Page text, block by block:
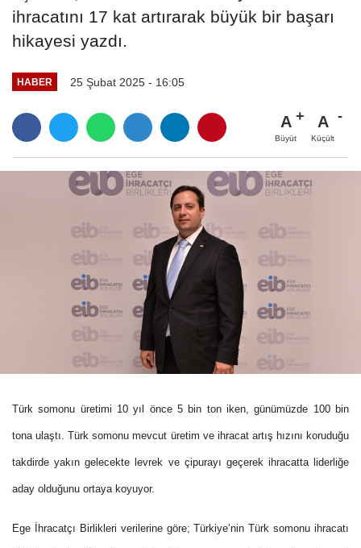
ihracatını 17 kat artırarak büyük bir başarı
hikayesi yazdı.
HABER 25 Şubat 2025 - 16:05
A
Büyüt
A
Küçült
Türk somonu üretimi 10 yıl önce 5 bin ton iken, günümüzde 100 bin
tona ulaştı. Türk somonu mevcut üretim ve ihracat artış hızını koruduğu
takdirde yakın gelecekte levrek ve çipurayı geçerek ihracatta liderliğe
aday olduğunu ortaya koyuyor.
Ege İhracatçı Birlikleri verilerine göre; Türkiye’nin Türk somonu ihracatı